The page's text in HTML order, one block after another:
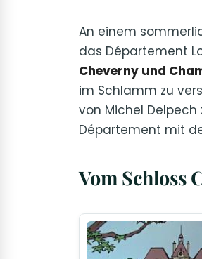
An einem
das Département
Cheverny und
im Schlamm zu
von Michel
Département mit
Vom Schloss